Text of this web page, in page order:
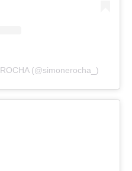
(@simonerocha_)